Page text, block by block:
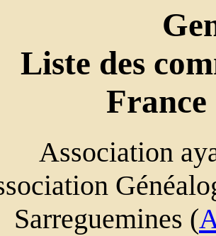
Liste des
France
Association
Sarreguemines (